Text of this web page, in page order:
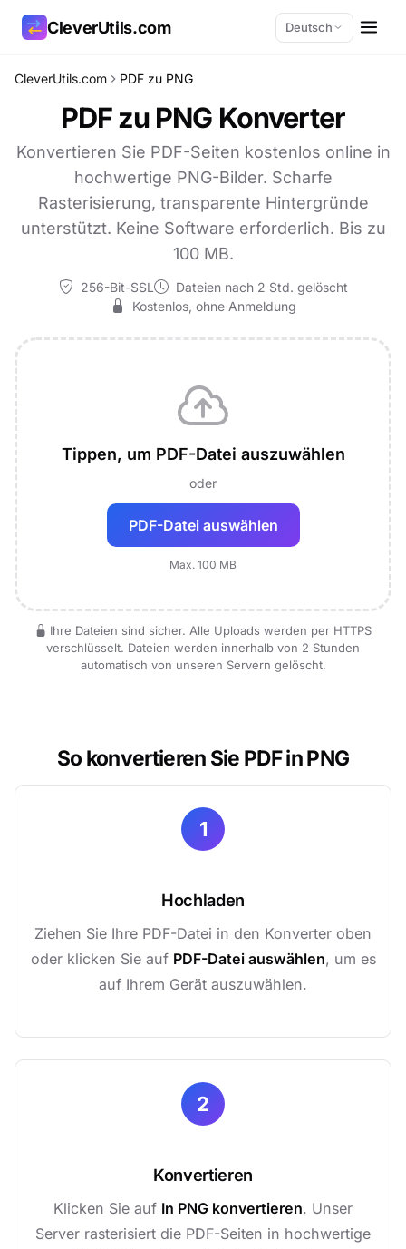
CleverUtils.com Deutsch
CleverUtils.com PDF zu PNG
PDF zu PNG Konverter
Konvertieren Sie PDF-Seiten kostenlos online in
hochwertige PNG-Bilder. Scharfe
Rasterisierung, transparente Hintergründe
unterstützt. Keine Software erforderlich. Bis zu
100 MB.
256-Bit-SSL
Dateien nach 2 Std. gelöscht
Kostenlos, ohne Anmeldung
Tippen, um PDF-Datei auszuwählen
oder
PDF-Datei auswählen
Max. 100 MB
Ihre Dateien sind sicher. Alle Uploads werden per HTTPS
verschlüsselt. Dateien werden innerhalb von 2 Stunden
automatisch von unseren Servern gelöscht.
So konvertieren Sie PDF in PNG
1
Hochladen
Ziehen Sie Ihre PDF-Datei in den Konverter oben
oder klicken Sie auf PDF-Datei auswählen, um es
auf Ihrem Gerät auszuwählen.
2
Konvertieren
Klicken Sie auf In PNG konvertieren. Unser
Server rasterisiert die PDF-Seiten in hochwertige
Link kopieren